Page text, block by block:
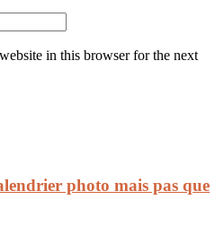
in this browser for the next
photo mais pas que